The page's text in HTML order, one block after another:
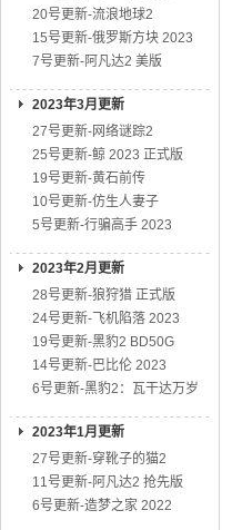
20号更新-流浪地球2
15号更新-俄罗斯方块 2023
7号更新-阿凡达2 美版
2023年3月更新
27号更新-网络谜踪2
25号更新-鲸 2023 正式版
19号更新-黄石前传
10号更新-仿生人妻子
5号更新-行骗高手 2023
2023年2月更新
28号更新-狼狩猎 正式版
24号更新-飞机陷落 2023
19号更新-黑豹2 BD50G
14号更新-巴比伦 2023
6号更新-黑豹2：瓦干达万岁
2023年1月更新
27号更新-穿靴子的猫2
11号更新-阿凡达2 抢先版
6号更新-造梦之家 2022